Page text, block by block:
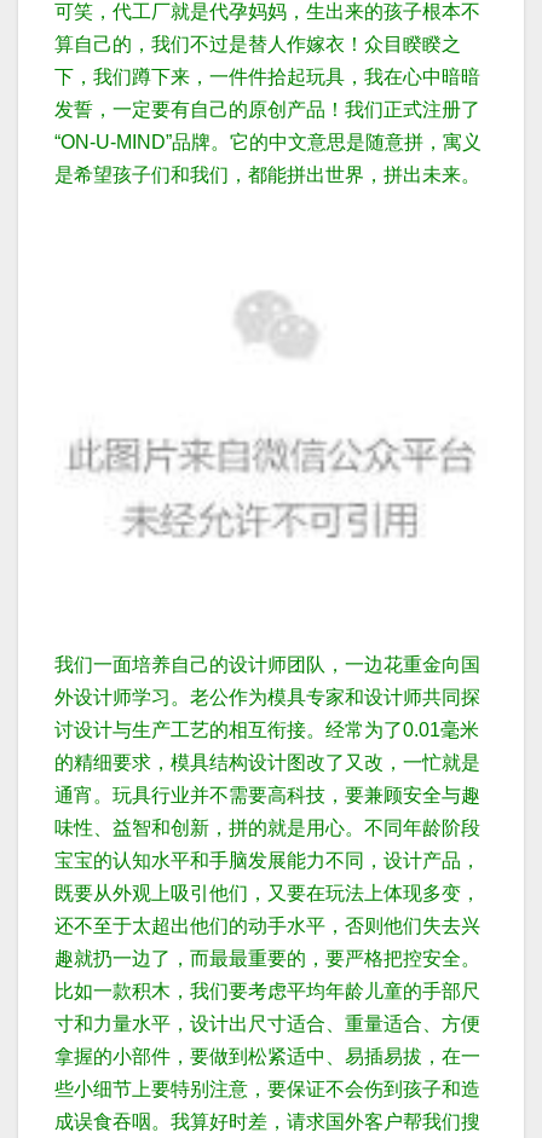
可笑，代工厂就是代孕妈妈，生出来的孩子根本不
算自己的，我们不过是替人作嫁衣！ 众目睽睽之
下，我们蹲下来，一件件拾起玩具，我在心中暗暗
发誓，一定要有自己的原创产品！ 我们正式注册了
“ON-U-MIND”品牌。它的中文意思是随意拼，寓义
是希望孩子们和我们，都能拼出世界，拼出未来。
我们一面培养自己的设计师团队，一边花重金向国
外设计师学习。老公作为模具专家和设计师共同探
讨设计与生产工艺的相互衔接。 经常为了0.01毫米
的精细要求，模具结构设计图改了又改，一忙就是
通宵。 玩具行业并不需要高科技，要兼顾安全与趣
味性、益智和创新，拼的就是用心。 不同年龄阶段
宝宝的认知水平和手脑发展能力不同，设计产品，
既要从外观上吸引他们，又要在玩法上体现多变，
还不至于太超出他们的动手水平，否则他们失去兴
趣就扔一边了，而最最重要的，要严格把控安全。
比如一款积木，我们要考虑平均年龄儿童的手部尺
寸和力量水平，设计出尺寸适合、重量适合、方便
拿握的小部件，要做到 松紧适中、易插易拔，在一
些小细节上要特别注意，要保证不会伤到孩子和造
成误食吞咽 。 我算好时差，请求国外客户帮我们搜